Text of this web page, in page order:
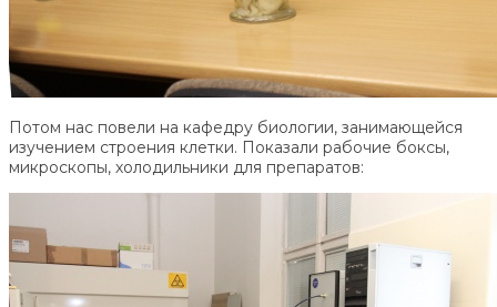
Потом нас повели на кафедру биологии, занимающейся
изучением строения клетки. Показали рабочие боксы,
микроскопы, холодильники для препаратов: